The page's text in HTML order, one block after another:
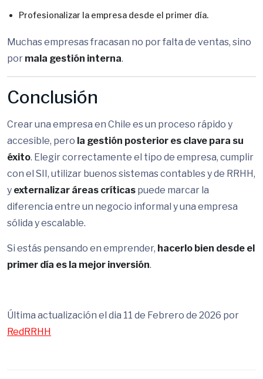
Profesionalizar la empresa desde el primer día.
Muchas empresas fracasan no por falta de ventas, sino
por mala gestión interna.
Conclusión
Crear una empresa en Chile es un proceso rápido y
accesible, pero la gestión posterior es clave para su
éxito. Elegir correctamente el tipo de empresa, cumplir
con el SII, utilizar buenos sistemas contables y de RRHH,
y externalizar áreas críticas puede marcar la
diferencia entre un negocio informal y una empresa
sólida y escalable.
Si estás pensando en emprender, hacerlo bien desde el
primer día es la mejor inversión.
Última actualización el dia 11 de Febrero de 2026 por
RedRRHH